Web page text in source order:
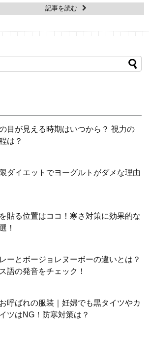
記事を読む
目が見える時期はいつから？ 視力の
は？
ダイエットでヨーグルトがダメな理由
貼る位置はココ！寒さ対策に効果的な
！
ーとボージョレヌーボーの違いとは？
語の発音をチェック！
呼ばれの服装｜妊婦でも黒タイツやカ
ツはNG！防寒対策は？